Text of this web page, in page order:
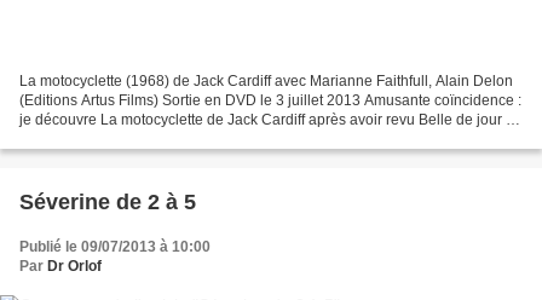
La motocyclette (1968) de Jack Cardiff avec Marianne Faithfull, Alain Delon
(Editions Artus Films) Sortie en DVD le 3 juillet 2013 Amusante coïncidence :
je découvre La motocyclette de Jack Cardiff après avoir revu Belle de jour de
Séverine de 2 à 5
Publié le 09/07/2013 à 10:00
Par Dr Orlof